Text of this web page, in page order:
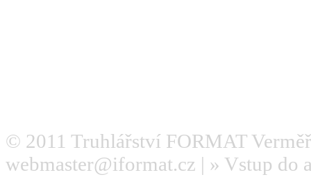
© 2011 Truhlářství FORMAT
webmaster@iformat.cz | » Vstup do